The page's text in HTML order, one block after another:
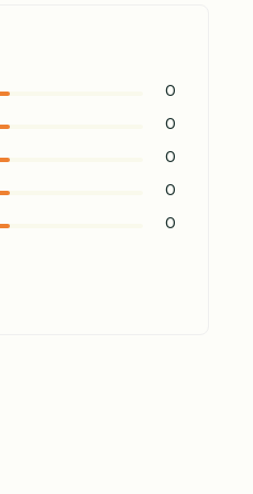
0
0
0
0
0